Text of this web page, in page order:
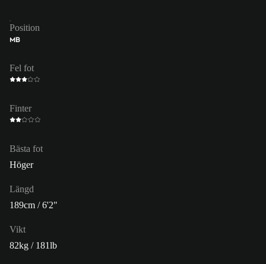
Position
MB
Fel fot
Finter
Bästa fot
Höger
Längd
189cm / 6'2"
Vikt
82kg / 181lb